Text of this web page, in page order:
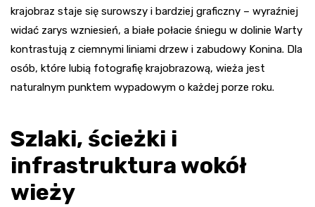
krajobraz staje się surowszy i bardziej graficzny – wyraźniej
widać zarys wzniesień, a białe połacie śniegu w dolinie Warty
kontrastują z ciemnymi liniami drzew i zabudowy Konina. Dla
osób, które lubią fotografię krajobrazową, wieża jest
naturalnym punktem wypadowym o każdej porze roku.
Szlaki, ścieżki i
infrastruktura wokół
wieży